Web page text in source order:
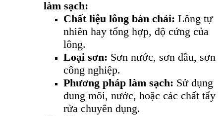
làm sạch:
Chất liệu lông bàn chải: Lông tự
nhiên hay tổng hợp, độ cứng của
lông.
Loại sơn: Sơn nước, sơn dầu, sơn
công nghiệp.
Phương pháp làm sạch: Sử dụng
dung môi, nước, hoặc các chất tẩy
rửa chuyên dụng.